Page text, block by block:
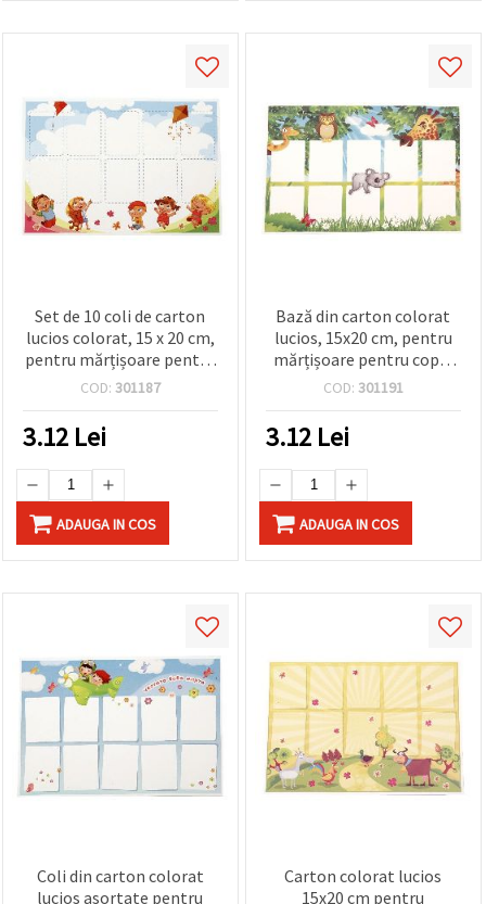
Set de 10 coli de carton
lucios colorat, 15 x 20 cm,
pentru mărțișoare pentru
copii, culori asortate
COD: 301187
3.12 Lei
ADAUGA IN COS
Bază din carton colorat
lucios, 15x20 cm, pentru
mărțișoare pentru copii,
pachet de 10
COD: 301191
3.12 Lei
ADAUGA IN COS
Coli din carton colorat
lucios asortate pentru
Carton colorat lucios
15x20 cm pentru